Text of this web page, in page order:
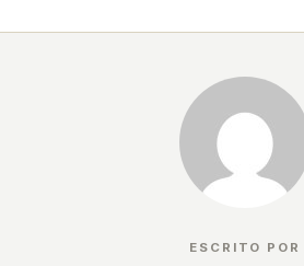
ESCRITO POR